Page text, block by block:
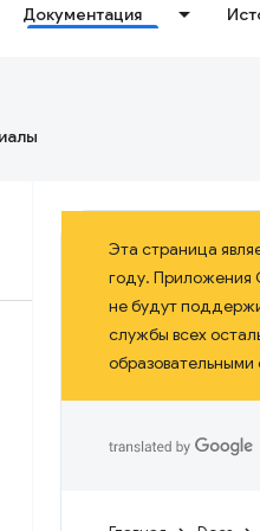
Документация
Эта страница
году. Приложения
не будут
службы всех
образовательными